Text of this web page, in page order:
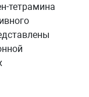
тетрамина